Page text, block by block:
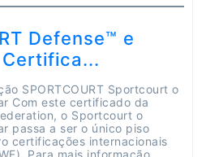
Defense™ e
SPORTCOURT Sportcourt o
Com este certificado da
o Sportcourt o
passa a ser o único piso
certificações internacionais
Para mais informação